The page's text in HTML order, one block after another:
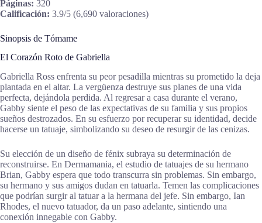
Páginas: 320
Calificación: 3.9/5 (6,690 valoraciones)
Sinopsis de Tómame
El Corazón Roto de Gabriella
Gabriella Ross enfrenta su peor pesadilla mientras su prometido la deja
plantada en el altar. La vergüenza destruye sus planes de una vida
perfecta, dejándola perdida. Al regresar a casa durante el verano,
Gabby siente el peso de las expectativas de su familia y sus propios
sueños destrozados. En su esfuerzo por recuperar su identidad, decide
hacerse un tatuaje, simbolizando su deseo de resurgir de las cenizas.
Su elección de un diseño de fénix subraya su determinación de
reconstruirse. En Dermamania, el estudio de tatuajes de su hermano
Brian, Gabby espera que todo transcurra sin problemas. Sin embargo,
su hermano y sus amigos dudan en tatuarla. Temen las complicaciones
que podrían surgir al tatuar a la hermana del jefe. Sin embargo, Ian
Rhodes, el nuevo tatuador, da un paso adelante, sintiendo una
conexión innegable con Gabby.